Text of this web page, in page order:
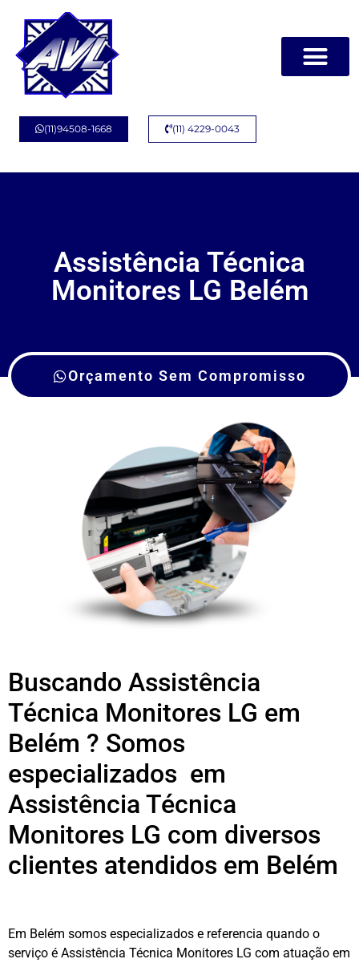
(11)94508-1668 (11) 4229-0043
Assistência Técnica
Monitores LG Belém
Orçamento Sem Compromisso
Buscando Assistência
Técnica Monitores LG em
Belém ? Somos
especializados em
Assistência Técnica
Monitores LG com diversos
clientes atendidos em Belém
Em Belém somos especializados e referencia quando o
serviço é Assistência Técnica Monitores LG com atuação em